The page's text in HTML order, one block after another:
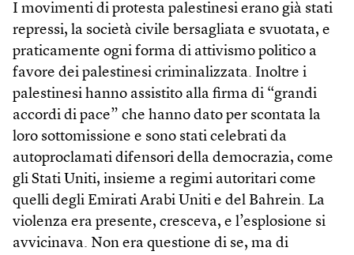
I movimenti di protesta palestinesi erano già stati
repressi, la società civile bersagliata e svuotata, e
praticamente ogni forma di attivismo politico a
favore dei palestinesi criminalizzata. Inoltre i
palestinesi hanno assistito alla firma di “grandi
accordi di pace” che hanno dato per scontata la
loro sottomissione e sono stati celebrati da
autoproclamati difensori della democrazia, come
gli Stati Uniti, insieme a regimi autoritari come
quelli degli Emirati Arabi Uniti e del Bahrein. La
violenza era presente, cresceva, e l’esplosione si
avvicinava. Non era questione di se, ma di